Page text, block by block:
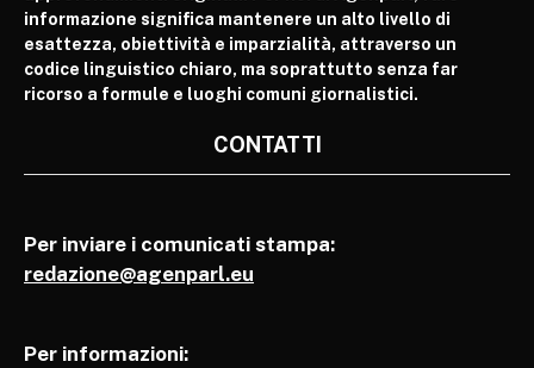
informazione significa mantenere un alto livello di
esattezza, obiettività e imparzialità, attraverso un
codice linguistico chiaro, ma soprattutto senza far
ricorso a formule e luoghi comuni giornalistici.
CONTATTI
Per inviare i comunicati stampa:
redazione@agenparl.eu
Per informazioni: